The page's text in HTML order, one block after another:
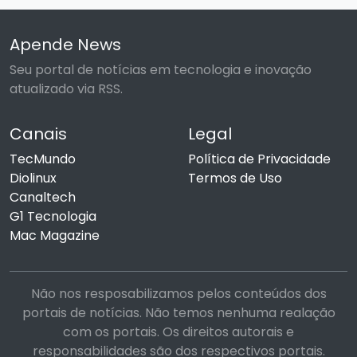
Apende News
Seu portal de notícias em tecnologia e inovação
atualizado via RSS.
Canais
TecMundo
Diolinux
Canaltech
G1 Tecnologia
Mac Magazine
Legal
Política de Privacidade
Termos de Uso
Não nos resposabilizamos pelos conteúdos dos
portais de notícias. Não temos nenhuma realação
com os portais. Os direitos autorais e
responsabilidades são dos respectivos portais.